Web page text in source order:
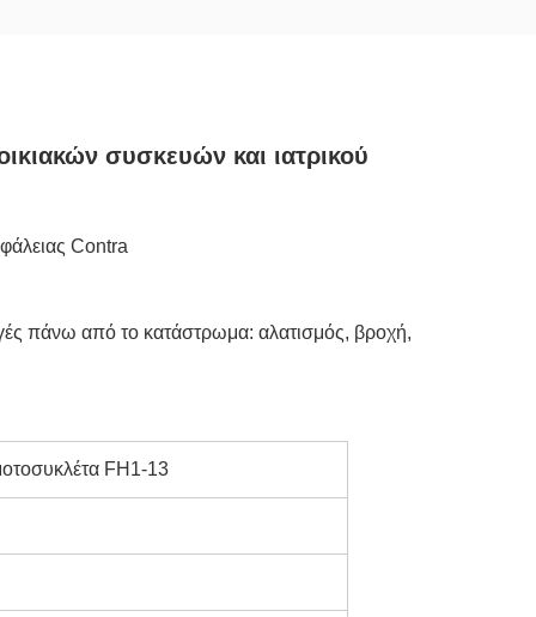
συσκευών και ιατρικού
Contra
πάνω από το κατάστρωμα: αλατισμός, βροχή,
FH1-13